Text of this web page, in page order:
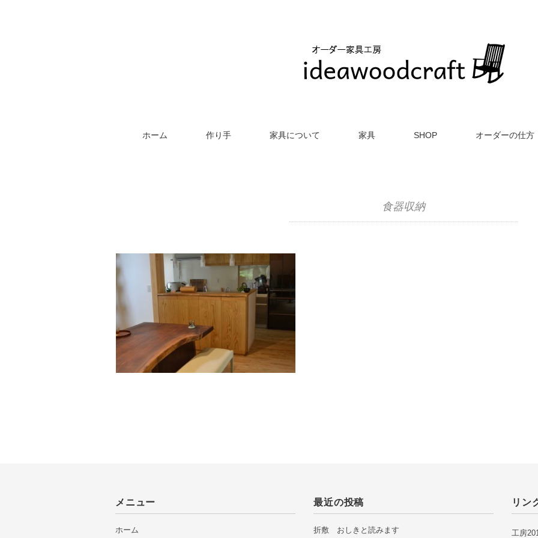
ホーム 作り手 家具について 家具 SHOP オーダーの仕方
食器収納
メニュー
ホーム
最近の投稿
折敷 おしきと読みます
リン
工房